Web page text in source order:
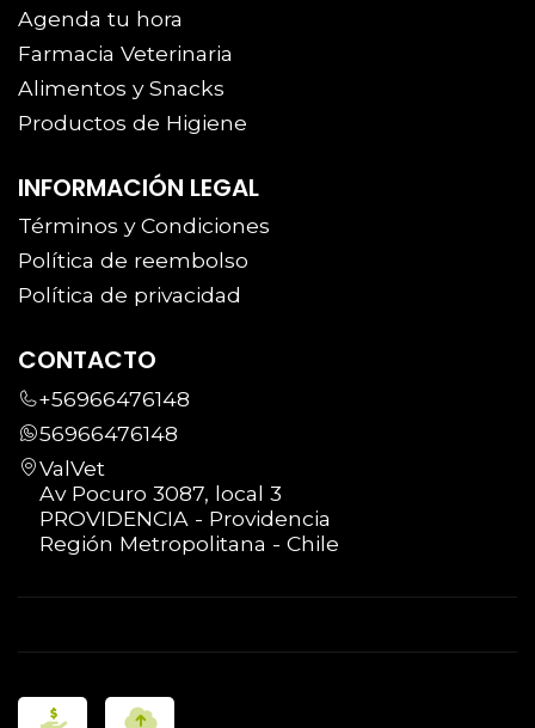
Agenda tu hora
Farmacia Veterinaria
Alimentos y Snacks
Productos de Higiene
INFORMACIÓN LEGAL
Términos y Condiciones
Política de reembolso
Política de privacidad
CONTACTO
+56966476148
56966476148
ValVet
Av Pocuro 3087, local 3
PROVIDENCIA - Providencia
Región Metropolitana - Chile